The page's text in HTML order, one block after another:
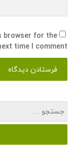
browser for the
time I comment.